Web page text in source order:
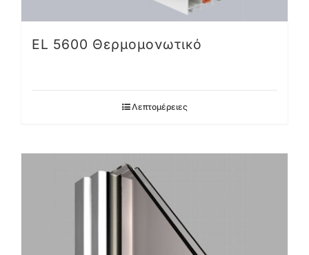
EL 5600 Θερμομονωτικό
Λεπτομέρειες